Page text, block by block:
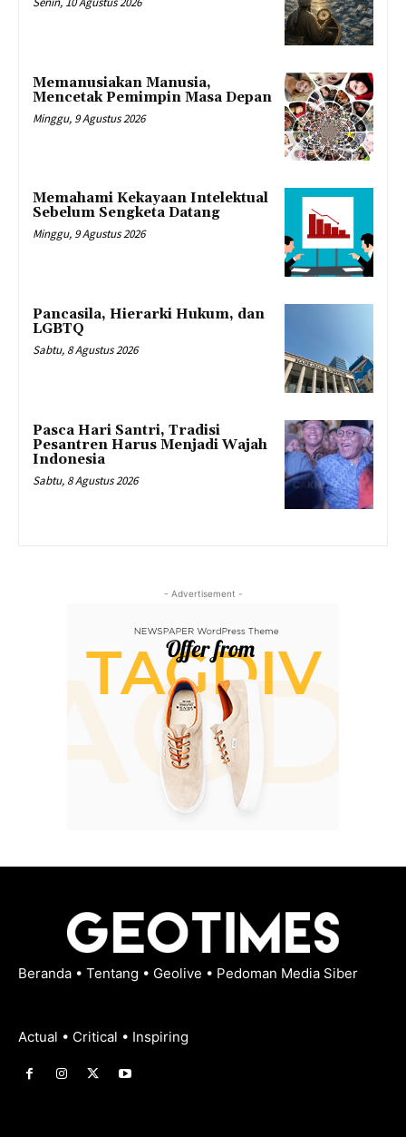
Memanusiakan Manusia,
Mencetak Pemimpin Masa Depan
Minggu, 9 Agustus 2026
Memahami Kekayaan Intelektual
Sebelum Sengketa Datang
Minggu, 9 Agustus 2026
Pancasila, Hierarki Hukum, dan
LGBTQ
Sabtu, 8 Agustus 2026
Pasca Hari Santri, Tradisi
Pesantren Harus Menjadi Wajah
Indonesia
Sabtu, 8 Agustus 2026
- Advertisement -
Beranda • Tentang • Geolive • Pedoman Media Siber
Actual • Critical • Inspiring